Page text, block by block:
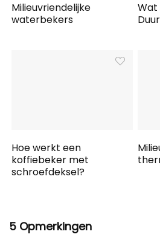
Milieuvriendelijke
waterbekers
Wat
Hoe werkt een
koffiebeker met
schroefdeksel?
5 Opmerkingen